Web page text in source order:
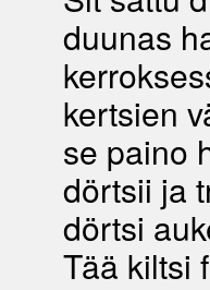
duunas
kertsien
se paino
dörtsii ja
dörtsi
Tää kiltsi